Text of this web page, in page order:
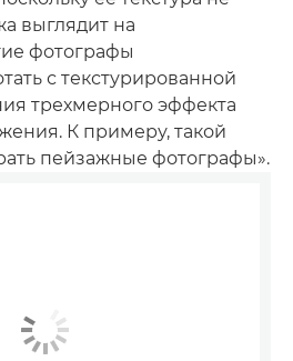
выглядит на
фотографы
с текстурированной
трехмерного эффекта
К примеру, такой
пейзажные фотографы».